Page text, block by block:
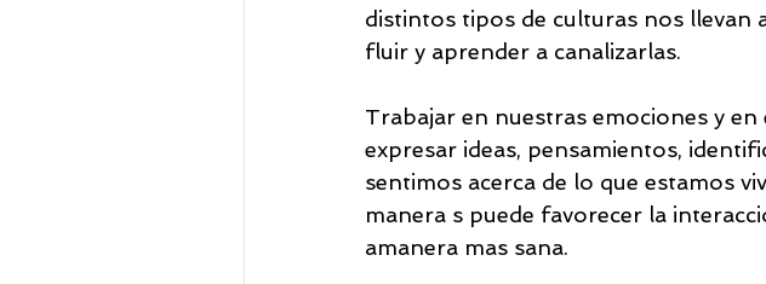
distintos tipos de culturas nos llevan
fluir y aprender a canalizarlas.
Trabajar en nuestras emociones y
expresar ideas, pensamientos,
sentimos acerca de lo que estamos
manera s puede favorecer la
amanera mas sana.